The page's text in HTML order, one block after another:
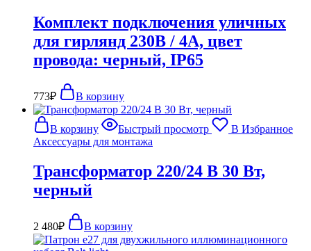
Комплект подключения уличных
для гирлянд 230В / 4А, цвет
провода: черный, IP65
773₽ В корзину
В корзину Быстрый просмотр
В Избранное
Аксессуары для монтажа
Трансформатор 220/24 В 30 Вт,
черный
2 480₽ В корзину